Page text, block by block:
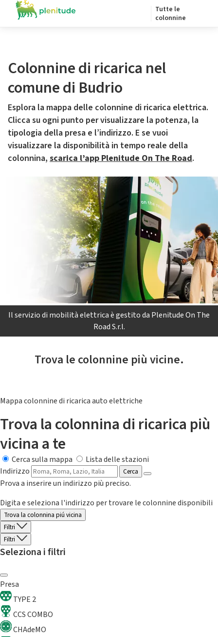
Tutte le
colonnine
Colonnine di ricarica nel
comune di Budrio
Esplora la mappa delle colonnine di ricarica elettrica.
Clicca su ogni punto per visualizzare la potenza, la
tipologia della presa e l’indirizzo. E se vuoi
visualizzare la disponibilità in tempo reale della
colonnina, scarica l’app Plenitude On The Road.
Il servizio di mobilità elettrica è gestito da Plenitude On The
Road S.r.l.
Trova le colonnine più vicine.
Mappa colonnine di ricarica auto elettriche
Trova la colonnina di ricarica più
vicina a te
Cerca sulla mappa
Lista delle stazioni
Indirizzo
Cerca
Prova a inserire un indirizzo più preciso.
Digita e seleziona l'indirizzo per trovare le colonnine disponibili
Trova la colonnina piú vicina
Filtri
Filtri
Seleziona i filtri
Presa
TYPE 2
CCS COMBO
CHAdeMO